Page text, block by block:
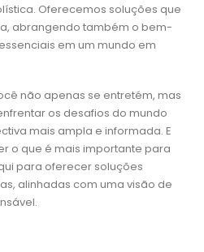
Oferecemos soluções que
abrangendo também o bem-
em um mundo em
não apenas se entretém, mas
os desafios do mundo
mais ampla e informada. E
o que é mais importante para
para oferecer soluções
alinhadas com uma visão de